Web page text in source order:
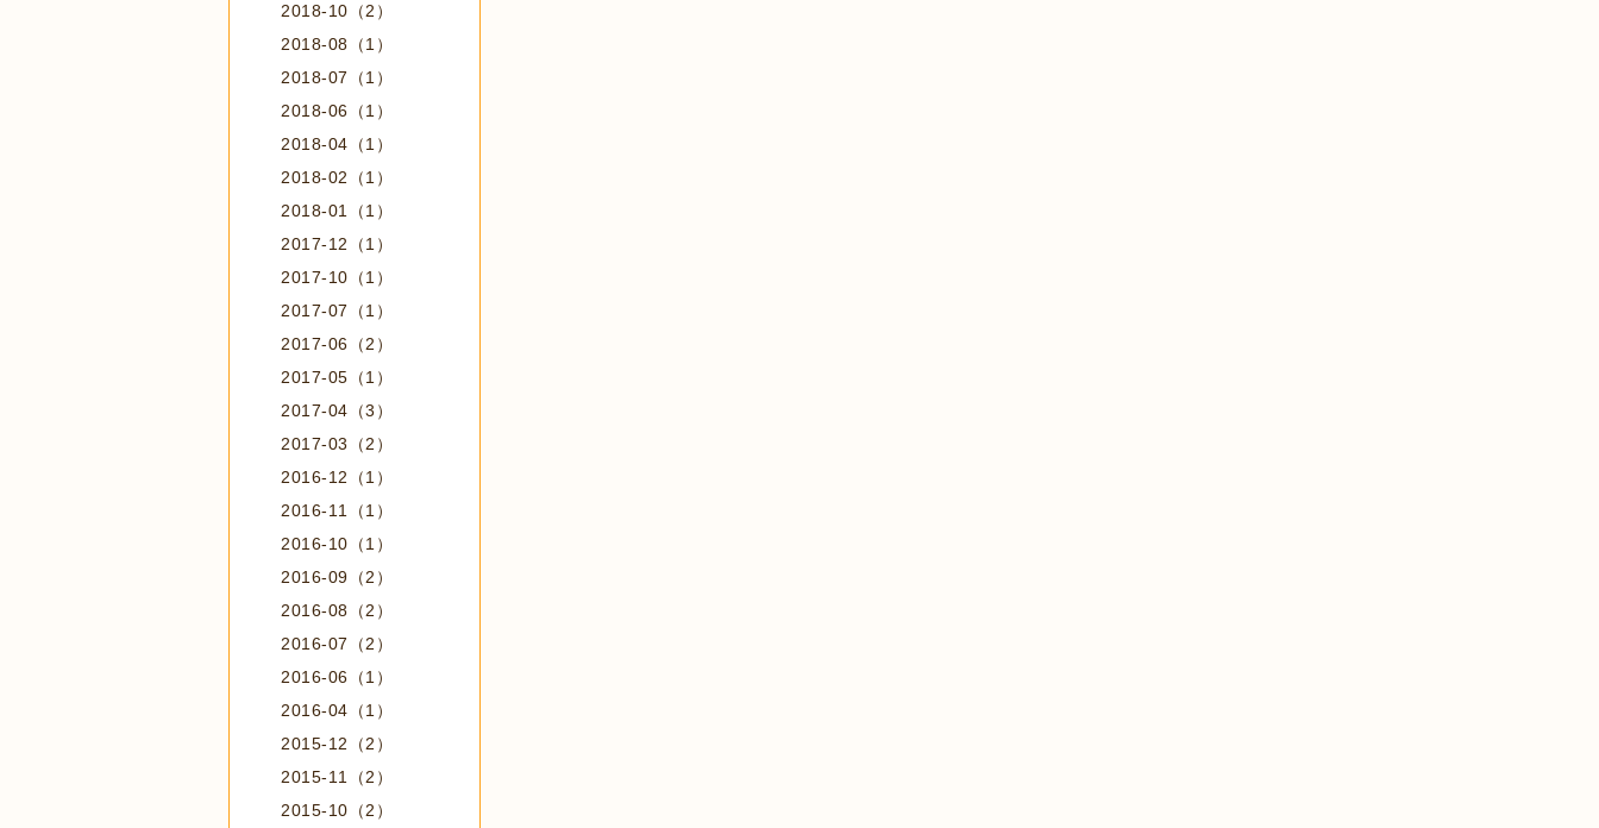
2018-10（2）
2018-08（1）
2018-07（1）
2018-06（1）
2018-04（1）
2018-02（1）
2018-01（1）
2017-12（1）
2017-10（1）
2017-07（1）
2017-06（2）
2017-05（1）
2017-04（3）
2017-03（2）
2016-12（1）
2016-11（1）
2016-10（1）
2016-09（2）
2016-08（2）
2016-07（2）
2016-06（1）
2016-04（1）
2015-12（2）
2015-11（2）
2015-10（2）